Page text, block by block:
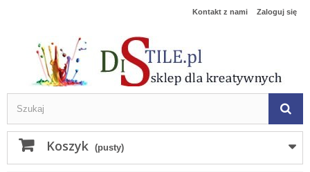
Zaloguj się
Kontakt z nami
Koszyk (pusty)